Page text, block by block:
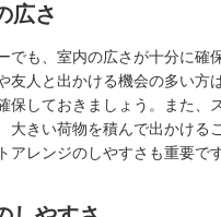
広さ
でも、室内の広さが十分に確
友人と出かける機会の多い方
保しておきましょう。また、
大きい荷物を積んで出かける
アレンジのしやすさも重要です